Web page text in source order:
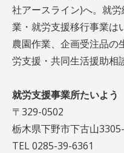
社アースライン)へ。就
業・就労支援移行事業は
農園作業、企画受注品の
労支援・共同生活援助相
就労支援事業所たいよう
〒329-0502
栃木県下野市下古山
TEL 0285-39-6361